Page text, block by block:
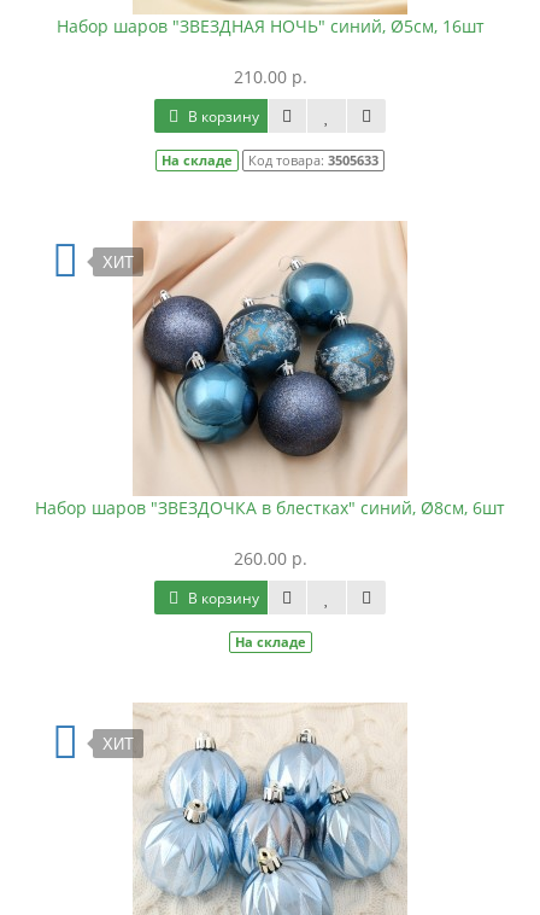
Набор шаров "ЗВЕЗДНАЯ НОЧЬ" синий, Ø5см, 16шт
210.00 р.
В корзину
На складе Код товара: 3505633
ХИТ
Набор шаров "ЗВЕЗДОЧКА в блестках" синий, Ø8см, 6шт
260.00 р.
В корзину
На складе
ХИТ